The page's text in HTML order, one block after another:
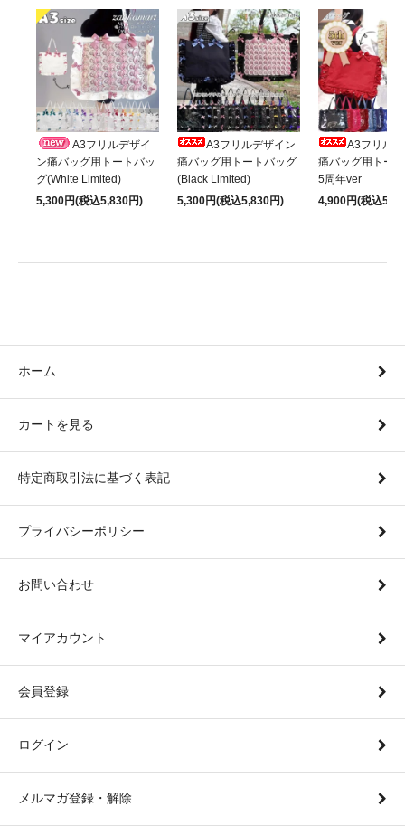
A3フリルデザイ
ン痛バッグ用トートバッ
グ(White Limited)
5,300円(税込5,830円)
A3フリルデザイン
痛バッグ用トートバッグ
(Black Limited)
5,300円(税込5,830円)
A3フリル
痛バッグ用トー
5周年ver
4,900円(税込
ホーム
カートを見る
特定商取引法に基づく表記
プライバシーポリシー
お問い合わせ
マイアカウント
会員登録
ログイン
メルマガ登録・解除